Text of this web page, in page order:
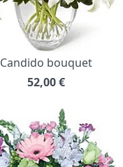
Candido bouquet
52,00€